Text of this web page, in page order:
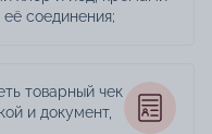
соединения;
товарный чек
и документ,